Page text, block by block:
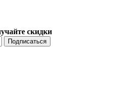
скидки
Подписаться